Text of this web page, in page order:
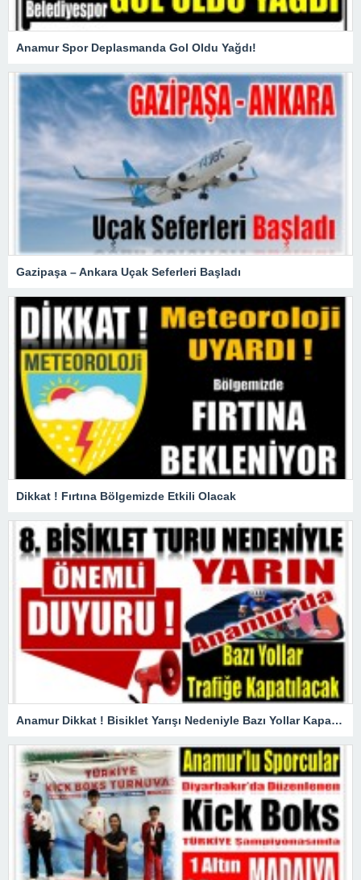
Anamur Spor Deplasmanda Gol Oldu Yağdı!
Gazipaşa – Ankara Uçak Seferleri Başladı
Dikkat ! Fırtına Bölgemizde Etkili Olacak
Anamur Dikkat ! Bisiklet Yarışı Nedeniyle Bazı Yollar Kapanacak